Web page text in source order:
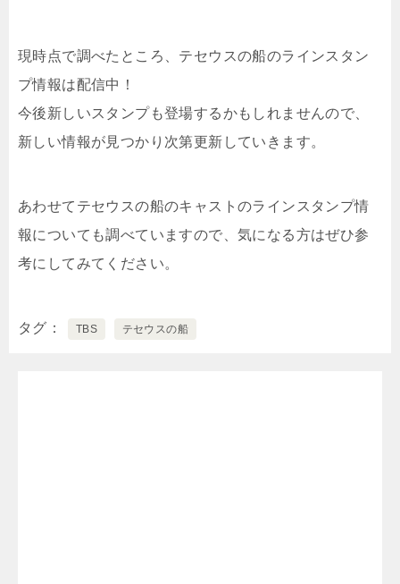
現時点で調べたところ、テセウスの船のラインスタン
プ情報は配信中！
今後新しいスタンプも登場するかもしれませんので、
新しい情報が見つかり次第更新していきます。
あわせてテセウスの船のキャストのラインスタンプ情
報についても調べていますので、気になる方はぜひ参
考にしてみてください。
タグ TBS テセウスの船